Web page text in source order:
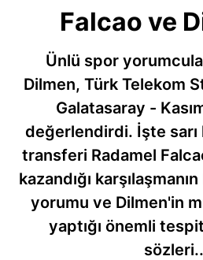
Falcao ve
Ünlü spor
Dilmen, Türk Telekom
Galatasaray -
değerlendirdi. İşte sarı
transferi Radamel
kazandığı
yorumu ve Dilmen'in
yaptığı önemli